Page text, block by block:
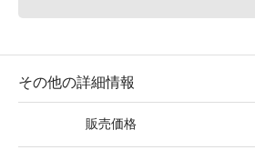
その他の詳細情報
販売価格